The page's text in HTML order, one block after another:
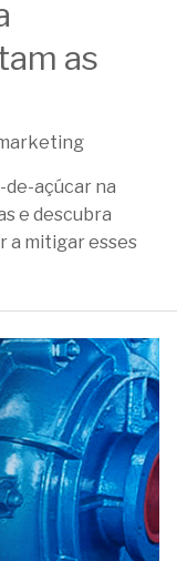
as
de-açúcar na
e descubra
a mitigar esses